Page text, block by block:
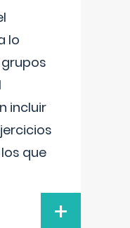
lo
incluir
que
+